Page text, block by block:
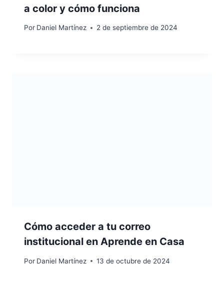
a color y cómo funciona
Por Daniel Martínez 2 de septiembre de 2024
Cómo acceder a tu correo
institucional en Aprende en Casa
Por Daniel Martínez 13 de octubre de 2024